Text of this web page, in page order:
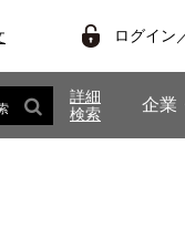
ログイン
詳細
検索
企業